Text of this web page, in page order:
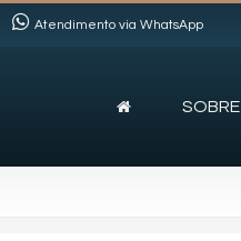
Atendimento via WhatsApp
SOBRE